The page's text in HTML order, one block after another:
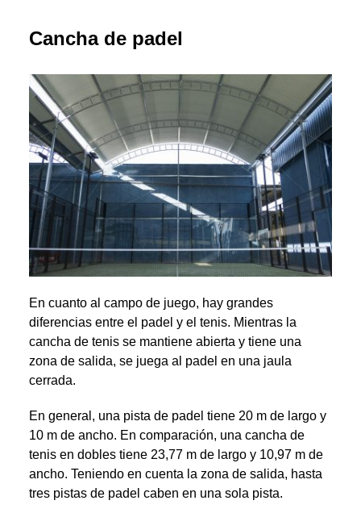
Cancha de padel
En cuanto al campo de juego, hay grandes
diferencias entre el padel y el tenis. Mientras la
cancha de tenis se mantiene abierta y tiene una
zona de salida, se juega al padel en una jaula
cerrada.
En general, una pista de padel tiene 20 m de largo y
10 m de ancho. En comparación, una cancha de
tenis en dobles tiene 23,77 m de largo y 10,97 m de
ancho. Teniendo en cuenta la zona de salida, hasta
tres pistas de padel caben en una sola pista.